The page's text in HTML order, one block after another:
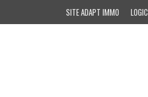
SITE ADAPT IMMO